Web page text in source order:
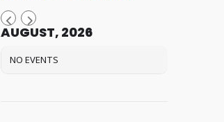
AUGUST, 2026
NO EVENTS